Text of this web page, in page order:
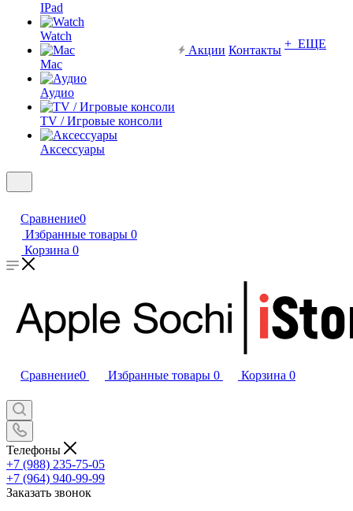
IPad
Watch
Mac
Аудио
TV / Игровые консоли
Аксессуары
Акции Контакты + ЕЩЕ
Сравнение0
Избранные товары 0
Корзина 0
Сравнение0 Избранные товары 0 Корзина 0
Телефоны
+7 (988) 235-75-05
+7 (964) 940-99-99
Заказать звонок